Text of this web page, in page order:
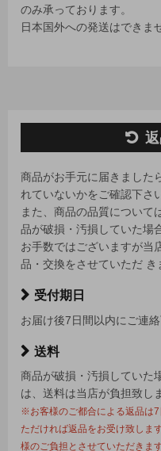
のみ承っております。
日本国外への発送はできま
商品がお手元に届きました
れていないかをご確認下さ
また、商品の品質について
品が破損・汚損していた場
お手数ではございますが当
品・交換をさせていただ き
受付期日
お届け後7日間以内にご連絡
送料
商品が破損・汚損していた
は、送料は当店が負担致し
※お客様のご都合による返品は
ただければ返品をお受け致しま
様のご負担とさせていただきます